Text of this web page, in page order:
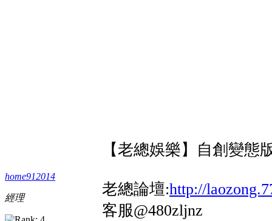
home912014
經理
【老總娛樂】自創變
老總論壇:http://
客服@480zljnz